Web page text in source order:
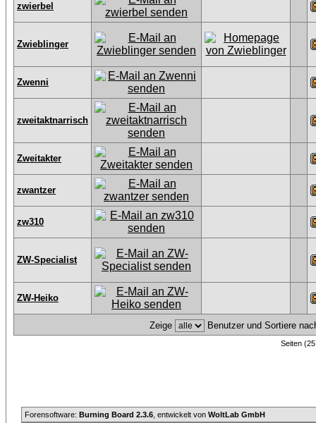
zwierbel
Zwieblinger
Zwenni
zweitaktnarrisch
Zweitakter
zwantzer
zw310
ZW-Specialist
ZW-Heiko
Zeige Benutzer und Sortiere
Seiten
Forensoftware: Burning Board 2.3.6 , entwickelt von WoltLab GmbH